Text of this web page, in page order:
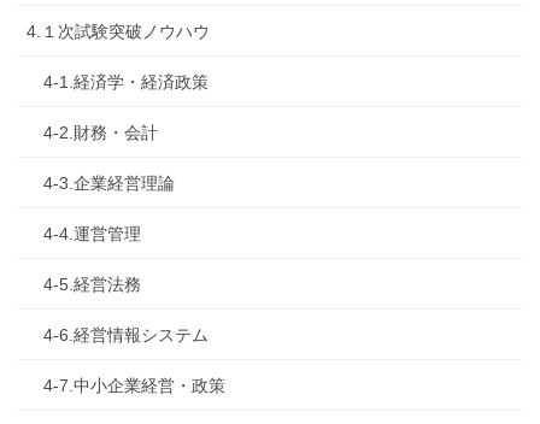
4.１次試験突破ノウハウ
4-1.経済学・経済政策
4-2.財務・会計
4-3.企業経営理論
4-4.運営管理
4-5.経営法務
4-6.経営情報システム
4-7.中小企業経営・政策